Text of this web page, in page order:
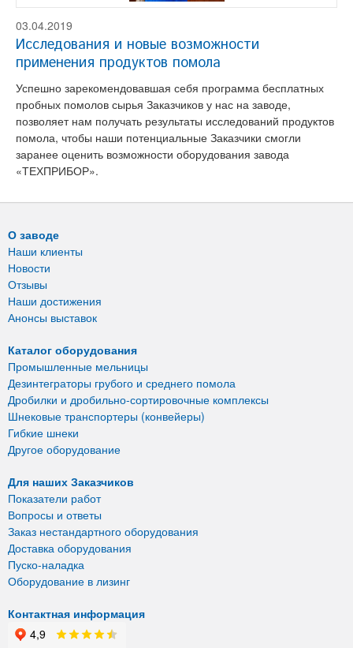
03.04.2019
Исследования и новые возможности
применения продуктов помола
Успешно зарекомендовавшая себя программа бесплатных
пробных помолов сырья Заказчиков у нас на заводе,
позволяет нам получать результаты исследований продуктов
помола, чтобы наши потенциальные Заказчики смогли
заранее оценить возможности оборудования завода
«ТЕХПРИБОР».
О заводе
Наши клиенты
Новости
Отзывы
Наши достижения
Анонсы выставок
Каталог оборудования
Промышленные мельницы
Дезинтеграторы грубого и среднего помола
Дробилки и дробильно-сортировочные комплексы
Шнековые транспортеры (конвейеры)
Гибкие шнеки
Другое оборудование
Для наших Заказчиков
Показатели работ
Вопросы и ответы
Заказ нестандартного оборудования
Доставка оборудования
Пуско-наладка
Оборудование в лизинг
Контактная информация